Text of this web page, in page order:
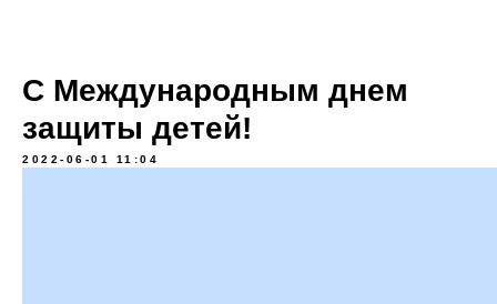
С Международным днем
защиты детей!
2022-06-01 11:04